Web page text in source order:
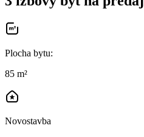
Plocha bytu:
85 m²
Novostavba